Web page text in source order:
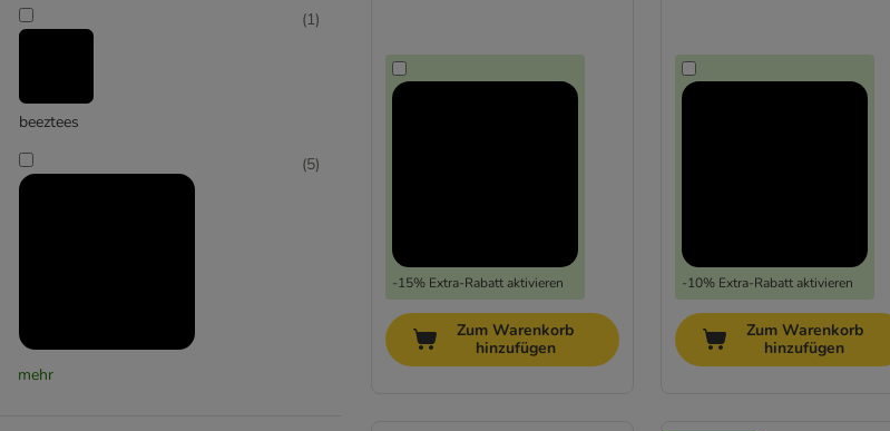
beeztees
(1)
Canadian Cat Company
(5)
mehr
-15% Extra-Rabatt aktivieren
Zum Warenkorb
hinzufügen
-10% Extra-Rabatt aktivieren
Zum Warenkorb
hinzufügen